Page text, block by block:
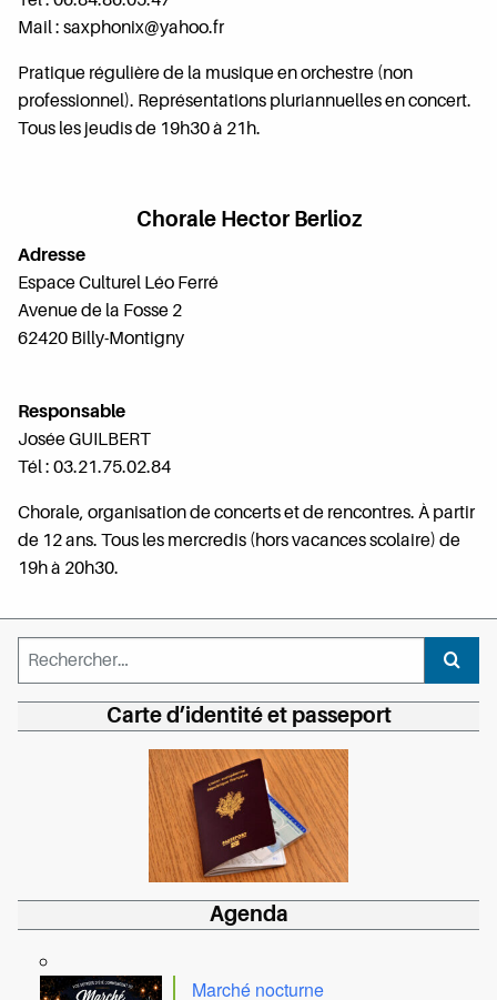
Mail : saxphonix@yahoo.fr
Pratique régulière de la musique en orchestre (non
professionnel). Représentations pluriannuelles en concert.
Tous les jeudis de 19h30 à 21h.
Chorale Hector Berlioz
Adresse
Espace Culturel Léo Ferré
Avenue de la Fosse 2
62420 Billy-Montigny
Responsable
Josée GUILBERT
Tél : 03.21.75.02.84
Chorale, organisation de concerts et de rencontres. À partir
de 12 ans. Tous les mercredis (hors vacances scolaire) de
19h à 20h30.
Rechercher :
Carte d’identité et passeport
Agenda
Marché nocturne